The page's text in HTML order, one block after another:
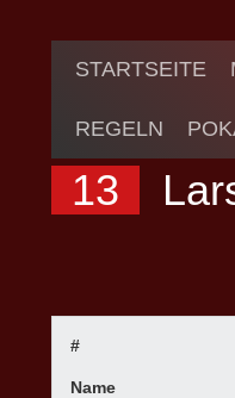
STARTSEITE
REGELN
13
#
Name